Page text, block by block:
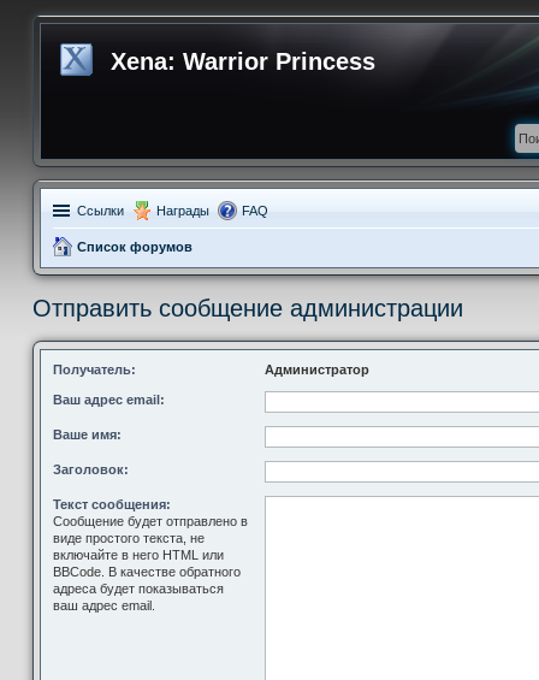
Xena: Warrior Princess
Ссылки Награды FAQ
Список форумов
Отправить сообщение администрации
Получатель: Администратор
Ваш адрес email:
Ваше имя:
Заголовок:
Текст сообщения:
Сообщение будет отправлено в
виде простого текста, не
включайте в него HTML или
BBCode. В качестве обратного
адреса будет показываться
ваш адрес email.